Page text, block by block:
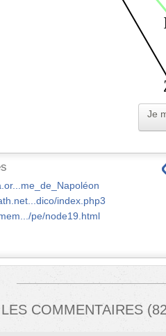
Je
index.php3
pe/node19.html
COMMENTAIRES (82